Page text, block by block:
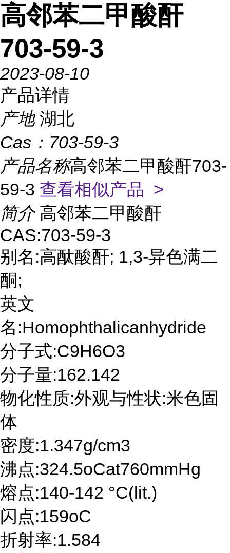
高邻苯二甲酸酐
703-59-3
2023-08-10
产品详情
产地 湖北
Cas： 703-59-3
产品名称高邻苯二甲酸酐703-
59-3 查看相似产品 >
简介 高邻苯二甲酸酐
CAS:703-59-3
别名:高酞酸酐; 1,3-异色满二
酮;
英文
名:Homophthalicanhydride
分子式:C9H6O3
分子量:162.142
物化性质:外观与性状:米色固
体
密度:1.347g/cm3
沸点:324.5oCat760mmHg
熔点:140-142 °C(lit.)
闪点:159oC
折射率:1.584